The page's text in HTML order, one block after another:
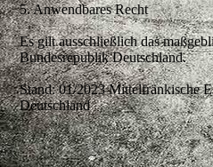
5. Anwendbares Recht
Es gilt ausschließlich das
Bundesrepublik Deutschland.
Stand: 01/2023 Mittelfränkische
Deutschland